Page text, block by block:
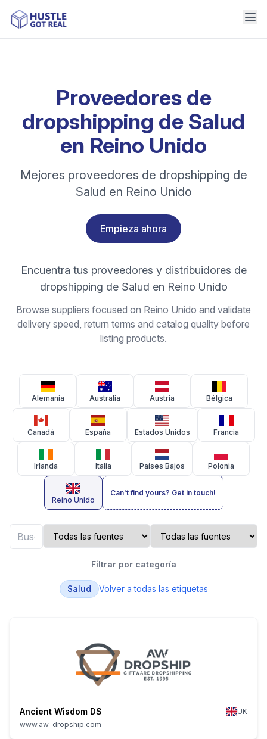
Proveedores de
dropshipping de Salud
en Reino Unido
Mejores proveedores de dropshipping de
Salud en Reino Unido
Empieza ahora
Encuentra tus proveedores y distribuidores de
dropshipping de Salud en Reino Unido
Browse suppliers focused on Reino Unido and validate
delivery speed, return terms and catalog quality before
listing products.
Alemania Australia Austria Bélgica
Canadá España Estados Unidos Francia
Irlanda Italia Países Bajos Polonia
Reino Unido
Can't find yours? Get in touch!
Filtrar por categoría
Salud Volver a todas las etiquetas
Ancient Wisdom DS
UK
www.aw-dropship.com